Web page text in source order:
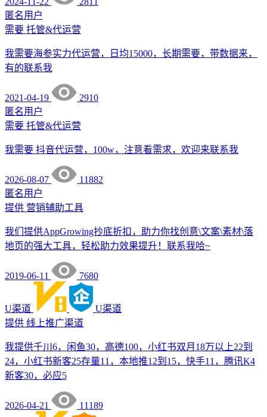
匿名用户
需要 托管&代运营
我需要海参实力代运营，日均15000，长期需要，带数据来，
有的联系我
2021-04-19
2910
匿名用户
需要 托管&代运营
我需要 抖音代运营，100w，注意看需求，欢迎来联系我
2026-08-07
11882
匿名用户
提供 营销辅助工具
我们提供AppGrowing抄底折扣，助力你找创意\文案\素材\落
地页的强大工具，轻松助力效果提升！联系我哈~
2019-06-11 7680
U渠道
U渠道
提供 线上推广渠道
我提供千川6，闲鱼30，高德100，小红书双月18万以上22到
24，小红书新客25存量11，本地推12到15，快手11，腾讯K4
新客30，必应5
2026-04-21 11189